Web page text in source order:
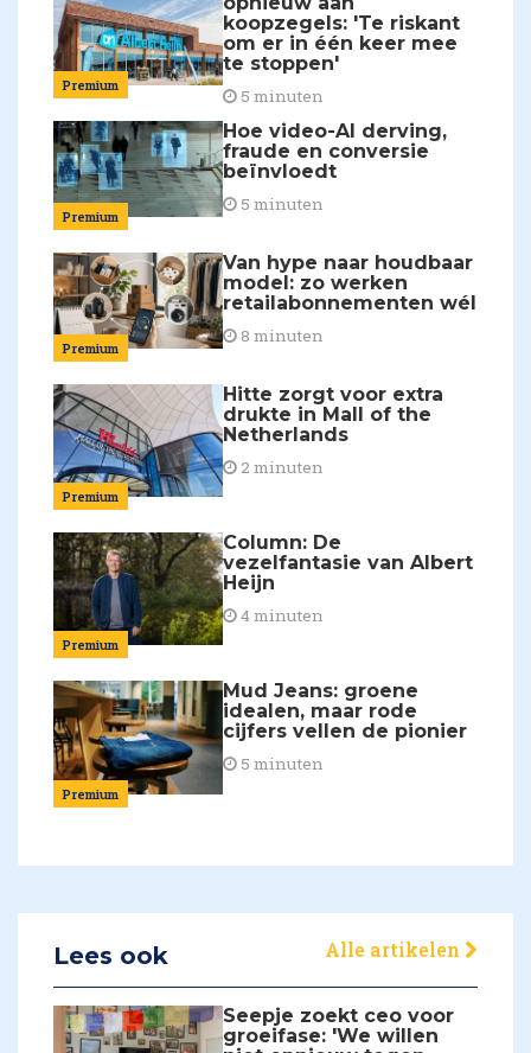
Premium
koopzegels: 'Te riskant
om er in één keer mee
te stoppen'
5 minuten
Premium
Hoe video-AI derving,
fraude en conversie
beïnvloedt
5 minuten
Premium
Van hype naar houdbaar
model: zo werken
retailabonnementen wél
8 minuten
Premium
Hitte zorgt voor extra
drukte in Mall of the
Netherlands
2 minuten
Premium
Column: De
vezelfantasie van Albert
Heijn
4 minuten
Premium
Mud Jeans: groene
idealen, maar rode
cijfers vellen de pionier
5 minuten
Lees ook Alle artikelen
Seepje zoekt ceo voor
groeifase: 'We willen